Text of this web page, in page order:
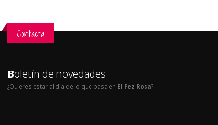
Contacta
Boletín de novedades
¿Quieres estar al día de lo que pasa en El Pez Rosa?